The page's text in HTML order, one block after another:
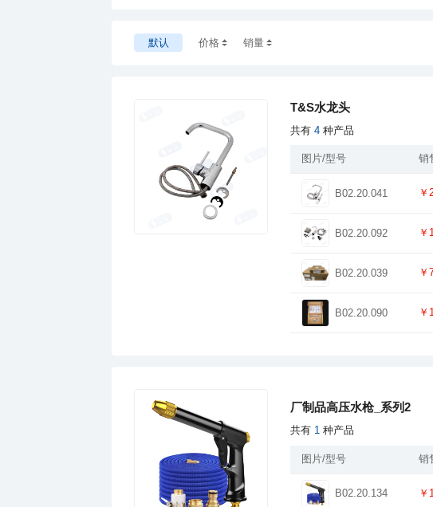
默认 价格 销量
T&S水龙头
共有 4 种产品
图片/型号 销
B02.20.041 ￥
B02.20.092 ￥
B02.20.039 ￥
B02.20.090 ￥
厂制品高压水枪_系列2
共有 1 种产品
图片/型号 销
B02.20.134 ￥